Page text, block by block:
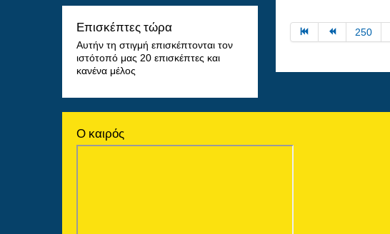
Επισκέπτες τώρα
Αυτήν τη στιγμή επισκέπτονται τον
ιστότοπό μας 20 επισκέπτες και
κανένα μέλος
250
Ο καιρός